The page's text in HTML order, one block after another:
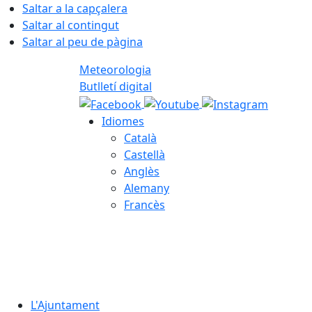
Saltar a la capçalera
Saltar al contingut
Saltar al peu de pàgina
Meteorologia
Butlletí digital
Idiomes
Català
Castellà
Anglès
Alemany
Francès
L'Ajuntament